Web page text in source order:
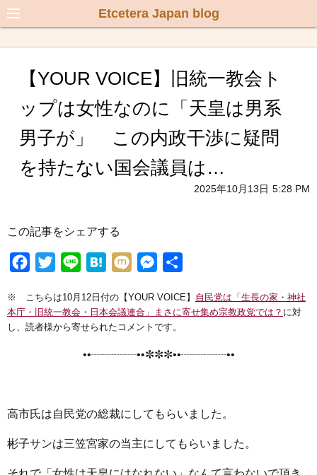
Etcetera Japan blog
【YOUR VOICE】旧統一教会ト
ップは女性なのに「天皇は男系
男子が」 この内政干渉に疑問
を持たない国会議員は…
2025年10月13日 5:28 PM
この記事をシェアする
c
e
i
t
n
e
H
t
e
M
x
i
s
s
n
r
※ こちらは10月12日付の【YOUR VOICE】 自民党は「生長の家・神社
本庁・旧統一教会・日本会議連合」まさに寄せ集め宗教政党では？ に対
し、読者様から寄せられたコメントです。
••┈┈┈┈••✼✼✼••┈┈┈┈••
高市氏は自民党の総裁にしてもらいました。
彬子サンは三笠宮家の当主にしてもらいました。